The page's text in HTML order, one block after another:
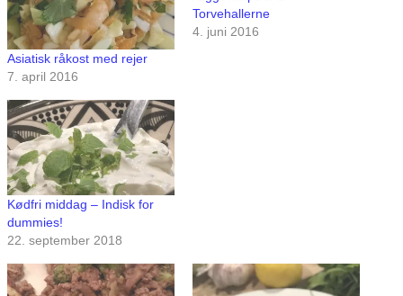
Asiatisk råkost med rejer
7. april 2016
Torvehallerne
4. juni 2016
Kødfri middag – Indisk for
dummies!
22. september 2018